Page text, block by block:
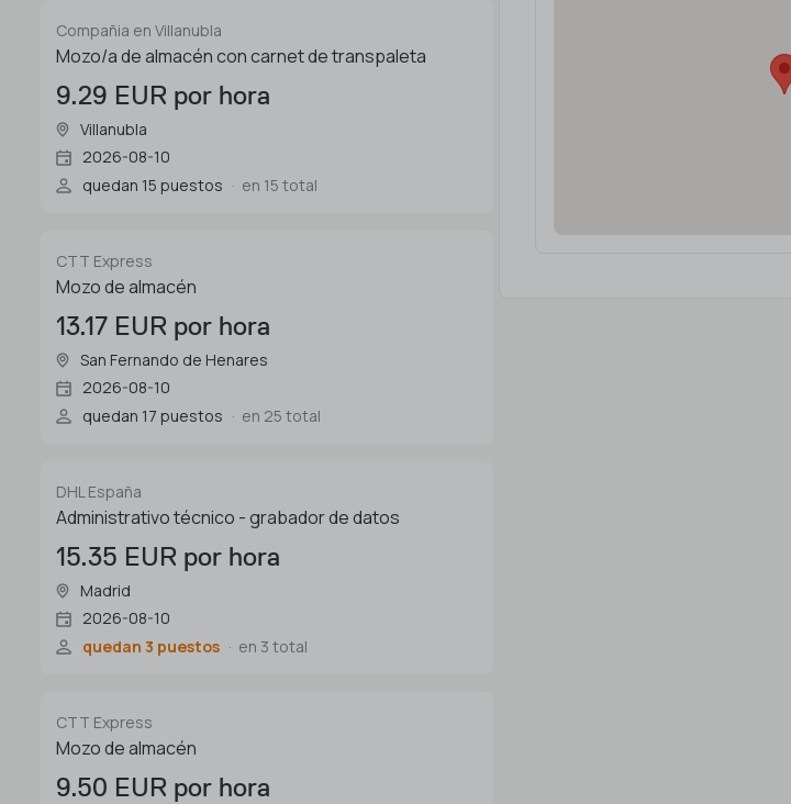
Compañia en Villanubla
Mozo/a de almacén con carnet de transpaleta
9.29 EUR por hora
Villanubla
2026-08-10
quedan 15 puestos
en 15 total
CTT Express
Mozo de almacén
13.17 EUR por hora
San Fernando de Henares
2026-08-10
quedan 17 puestos
en 25 total
DHL España
Administrativo técnico - grabador de datos
15.35 EUR por hora
Madrid
2026-08-10
quedan 3 puestos
en 3 total
CTT Express
Mozo de almacén
9.50 EUR por hora